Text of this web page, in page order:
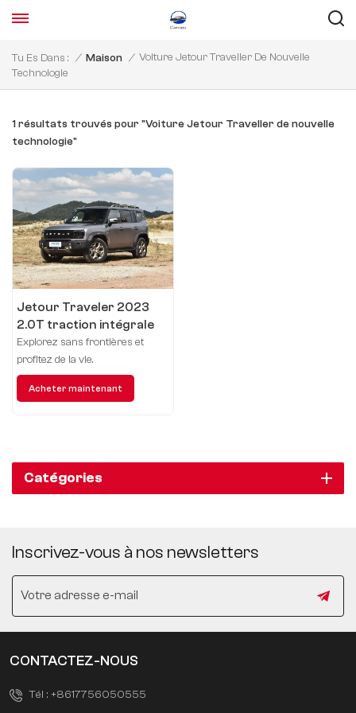
Tu Es Dans : / Maison / Voiture Jetour Traveller De Nouvelle
Technologie
1 résultats trouvés pour "Voiture Jetour Traveller de nouvelle
technologie"
Jetour Traveler 2023
2.0T traction intégrale
Conquest PRO
Explorez sans frontières et
profitez de la vie.
Acheter maintenant
Catégories
Inscrivez-vous à nos newsletters
CONTACTEZ-NOUS
Tél : +8617756050555